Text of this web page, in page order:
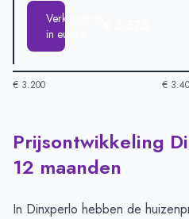
Verkoopprijs
in euro's
€ 3.200 €
Huizenprijzen in Dinxperlo per
Type
Vraagprijs in euro's
Verkoopprijs in euro's
Prijsontwikkeling
12 maanden
In Dinxperlo hebben de